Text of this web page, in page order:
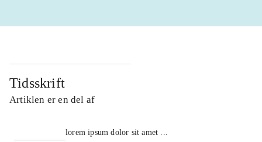
Tidsskrift
Artiklen er en del af
lorem ipsum dolor sit amet ...